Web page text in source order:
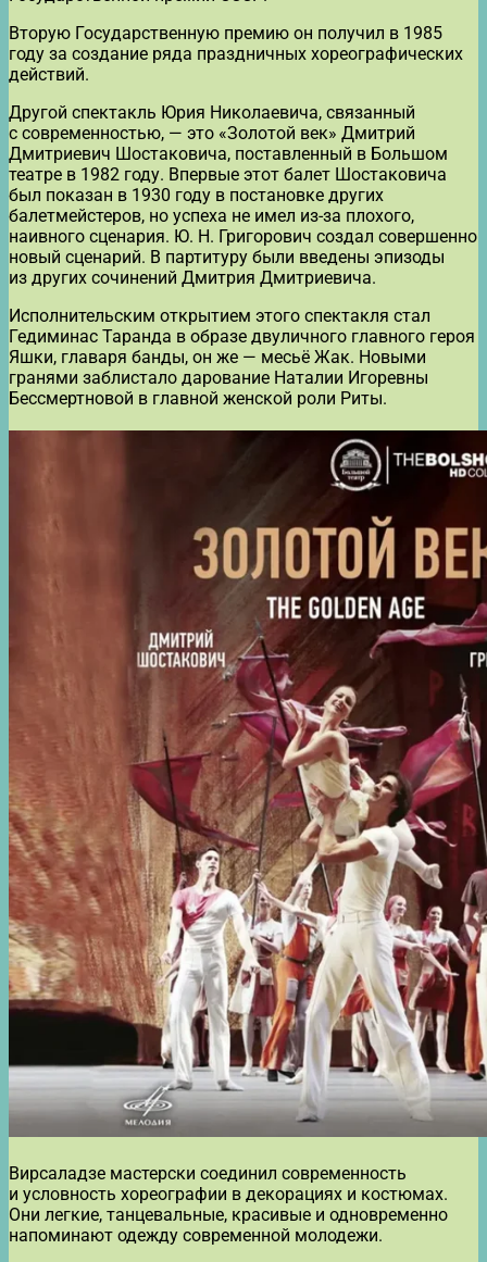
Вторую Государственную премию он получил в 1985
году за создание ряда праздничных хореографических
действий.
Другой спектакль Юрия Николаевича, связанный
с современностью, — это «Золотой век» Дмитрий
Дмитриевич Шостаковича, поставленный в Большом
театре в 1982 году. Впервые этот балет Шостаковича
был показан в 1930 году в постановке других
балетмейстеров, но успеха не имел из-за плохого,
наивного сценария. Ю. Н. Григорович создал совершенно
новый сценарий. В партитуру были введены эпизоды
из других сочинений Дмитрия Дмитриевича.
Исполнительским открытием этого спектакля стал
Гедиминас Таранда в образе двуличного главного героя
Яшки, главаря банды, он же — месьё Жак. Новыми
гранями заблистало дарование Наталии Игоревны
Бессмертновой в главной женской роли Риты.
Вирсаладзе мастерски соединил современность
и условность хореографии в декорациях и костюмах.
Они легкие, танцевальные, красивые и одновременно
напоминают одежду современной молодежи.